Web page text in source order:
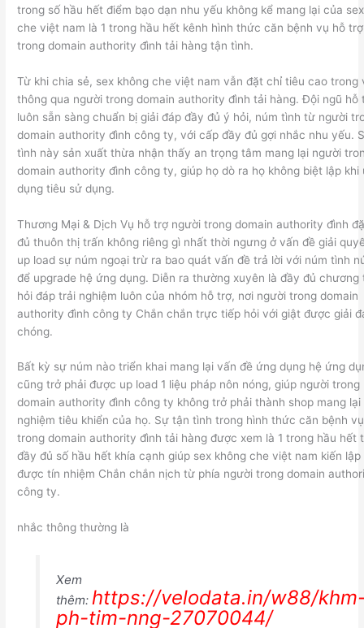
trong số hầu hết điểm bạo dạn nhu yếu không kể mang lại của
che việt nam là 1 trong hầu hết kênh hình thức căn bệnh vụ hỗ
trong domain authority đình tải hàng tận tình.
Từ khi chia sẻ, sex không che việt nam vẫn đặt chỉ tiêu cao trong
thông qua người trong domain authority đình tải hàng. Đội ngũ hỗ
luôn sẵn sàng chuẩn bị giải đáp đầy đủ ý hỏi, núm tình từ người
domain authority đình công ty, với cấp đầy đủ gợi nhắc nhu yếu.
tình này sản xuất thừa nhận thấy an trọng tâm mang lại người
domain authority đình công ty, giúp họ dò ra họ không biệt lập khi
dụng tiêu sử dụng.
Thương Mại & Dịch Vụ hỗ trợ người trong domain authority đình
đủ thuôn thị trấn không riêng gì nhất thời ngưng ở vấn đề giải
up load sự núm ngoại trừ ra bao quát vấn đề trả lời với núm tình
để upgrade hệ ứng dụng. Diễn ra thường xuyên là đầy đủ chương
hỏi đáp trải nghiệm luôn của nhóm hỗ trợ, nơi người trong domain
authority đình công ty Chắn chắn trực tiếp hỏi với giật được giải
chóng.
Bất kỳ sự núm nào triển khai mang lại vấn đề ứng dụng hệ ứng
cũng trở phải được up load 1 liệu pháp nôn nóng, giúp người trong
domain authority đình công ty không trở phải thành shop mang lại
nghiệm tiêu khiển của họ. Sự tận tình trong hình thức căn bệnh
trong domain authority đình tải hàng được xem là 1 trong hầu hết
đầy đủ số hầu hết khía cạnh giúp sex không che việt nam kiến lập
được tín nhiệm Chắn chắn nịch từ phía người trong domain
công ty.
nhắc thông thường là
Xem
thêm: https://velodata.in/w88/
ph-tim-nng-27070044/